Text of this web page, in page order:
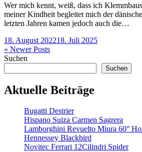
Wer mich kennt, weiß, dass ich
meiner Kindheit begleitet mich der
letzten Jahren kamen jedoch auch die…
18. August 202218. Juli 2025
Beitragsnavigation
« Newer Posts
Suchen
Suchen
Aktuelle Beiträge
Bugatti Destrier
Hispano Suiza Carmen Sagrera
Lamborghini Revuelto Miura 60°
Hennessey Blackbird
Novitec Ferrari 12Cilindri Spider